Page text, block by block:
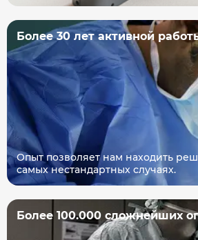
Более 30 лет активной
Опыт позволяет нам находить
самых нестандартных случаях.
Более 100.000 сложнейших